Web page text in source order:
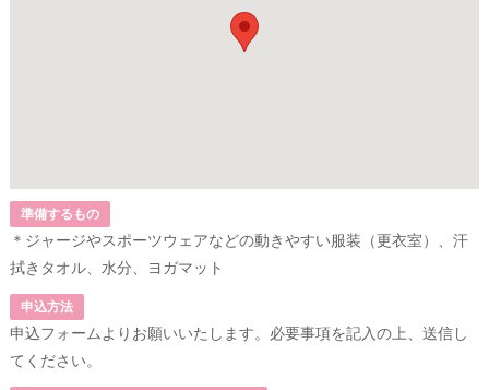
準備するもの
＊ジャージやスポーツウェアなどの動きやすい服装（更衣室）、汗
拭きタオル、水分、ヨガマット
申込方法
申込フォームよりお願いいたします。必要事項を記入の上、送信し
てください。